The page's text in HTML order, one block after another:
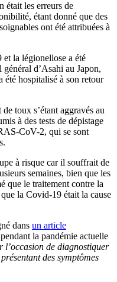
était les erreurs de
étant donné que des
ont été attribuées à
la légionellose a été
d’Asahi au Japon,
été hospitalisé à son retour
toux s’étant aggravés au
à des tests de dépistage
CoV-2, qui se sont
à risque car il souffrait de
semaines, bien que les
que le traitement contre la
la Covid-19 était la cause
dans un article
la pandémie actuelle
l’occasion de diagnostiquer
des symptômes